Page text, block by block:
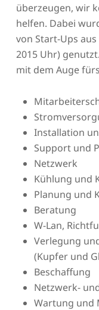
überzeugen, wir
helfen. Dabei
von Start-Ups aus
2015 Uhr)
mit dem Auge
Installation
Support und
Netzwerk
Kühlung und
Planung und
Beratung
W-Lan,
Verlegung
(Kupfer und
Beschaffung
Netzwerk-
Wartung und